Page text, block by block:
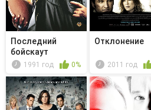
Последний
бойскаут
1991 год 0%
Отклонение
2011 год